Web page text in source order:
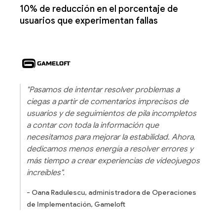
10% de reducción en el porcentaje de
usuarios que experimentan fallas
"Pasamos de intentar resolver problemas a
ciegas a partir de comentarios imprecisos de
usuarios y de seguimientos de pila incompletos
a contar con toda la información que
necesitamos para mejorar la estabilidad. Ahora,
dedicamos menos energía a resolver errores y
más tiempo a crear experiencias de videojuegos
increíbles".
- Oana Radulescu, administradora de Operaciones
de Implementación, Gameloft